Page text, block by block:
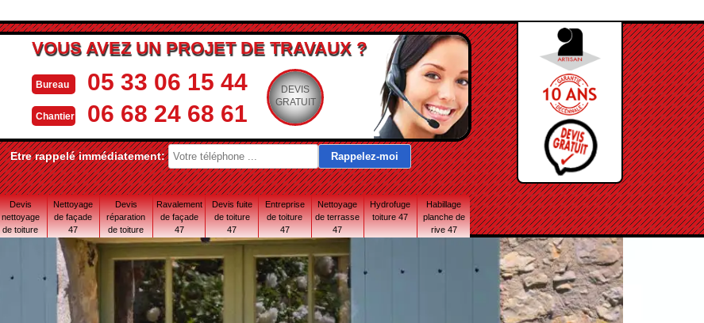
VOUS AVEZ UN PROJET DE TRAVAUX ?
Bureau 05 33 06 15 44
Chantier 06 68 24 68 61
DEVIS
GRATUIT
Etre rappelé immédiatement:
Devis
nettoyage
de toiture
Nettoyage
de façade
47
Devis
réparation
de toiture
47 Lot-et-
Garonne
Ravalement
de façade
47
Devis fuite
de toiture
47
Entreprise
de toiture
47
Nettoyage
de terrasse
47
Hydrofuge
toiture 47
Habillage
planche de
rive 47